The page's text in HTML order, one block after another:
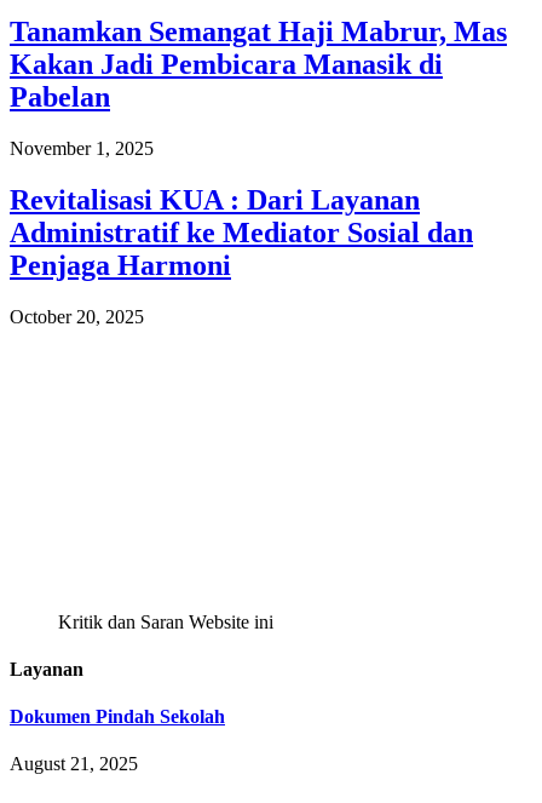
Tanamkan Semangat Haji Mabrur, Mas
Kakan Jadi Pembicara Manasik di
Pabelan
November 1, 2025
Revitalisasi KUA : Dari Layanan
Administratif ke Mediator Sosial dan
Penjaga Harmoni
October 20, 2025
Kritik dan Saran Website ini
Layanan
Dokumen Pindah Sekolah
August 21, 2025